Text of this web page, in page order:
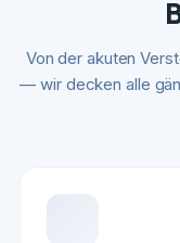
Von der akuten
— wir decken alle